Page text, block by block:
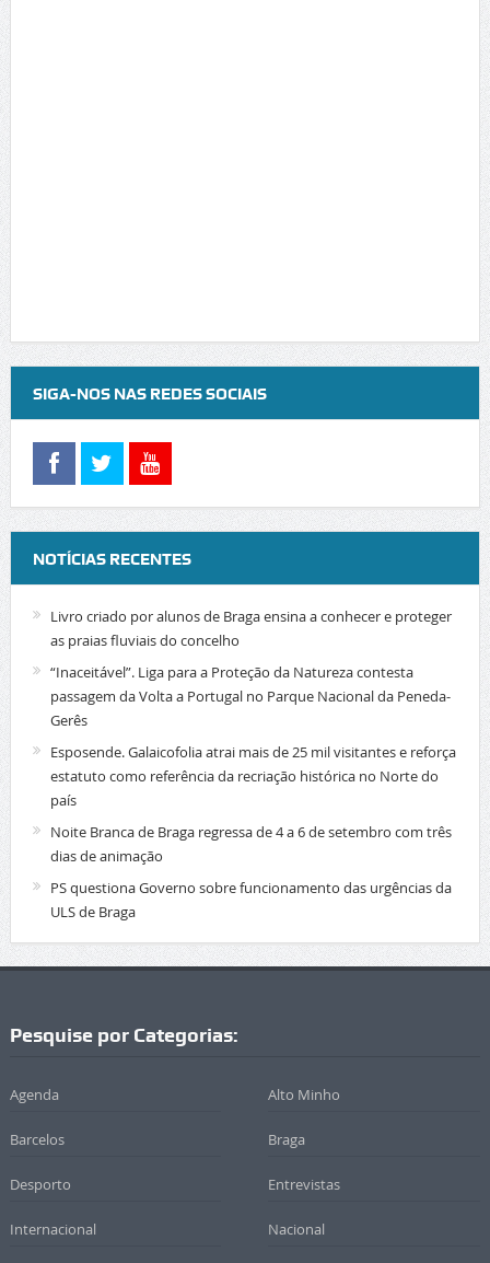
SIGA-NOS NAS REDES SOCIAIS
NOTÍCIAS RECENTES
Livro criado por alunos de Braga ensina a conhecer e proteger
as praias fluviais do concelho
“Inaceitável”. Liga para a Proteção da Natureza contesta
passagem da Volta a Portugal no Parque Nacional da Peneda-
Gerês
Esposende. Galaicofolia atrai mais de 25 mil visitantes e reforça
estatuto como referência da recriação histórica no Norte do
país
Noite Branca de Braga regressa de 4 a 6 de setembro com três
dias de animação
PS questiona Governo sobre funcionamento das urgências da
ULS de Braga
Pesquise por Categorias:
Agenda Alto Minho
Barcelos Braga
Desporto Entrevistas
Internacional Nacional